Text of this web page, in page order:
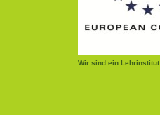
Wir sind ein